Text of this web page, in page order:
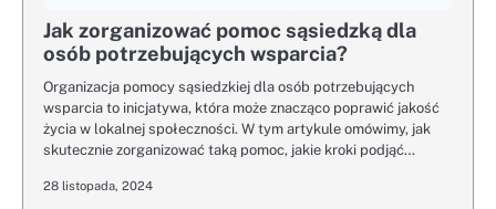
Jak zorganizować pomoc sąsiedzką dla
osób potrzebujących wsparcia?
Organizacja pomocy sąsiedzkiej dla osób potrzebujących
wsparcia to inicjatywa, która może znacząco poprawić jakość
życia w lokalnej społeczności. W tym artykule omówimy, jak
skutecznie zorganizować taką pomoc, jakie kroki podjąć…
28 listopada, 2024